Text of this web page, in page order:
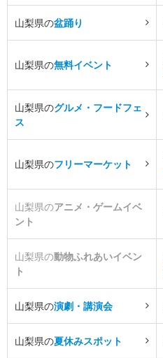
山梨県の盆踊り
山梨県の無料イベント
山梨県のグルメ・フードフェ
ス
山梨県のフリーマーケット
山梨県のアニメ・ゲームイベ
ント
山梨県の動物ふれあいイベン
ト
山梨県の演劇・講演会
山梨県の夏休みスポット